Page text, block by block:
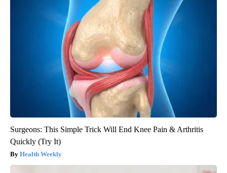
Surgeons: This Simple Trick Will End Knee Pain & Arthritis
Quickly (Try It)
Health Weekly